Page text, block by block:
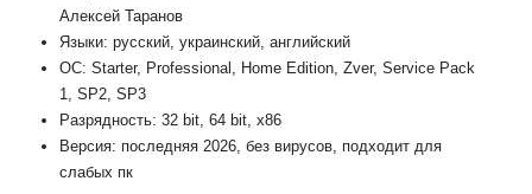
Алексей Таранов
Языки: русский, украинский, английский
ОС: Starter, Professional, Home Edition, Zver, Service Pack
1, SP2, SP3
Разрядность: 32 bit, 64 bit, x86
Версия: последняя 2026, без вирусов, подходит для
слабых пк